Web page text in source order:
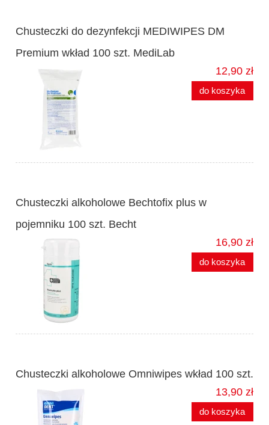
Chusteczki do dezynfekcji MEDIWIPES DM
Premium wkład 100 szt. MediLab
12,90 zł
do koszyka
Chusteczki alkoholowe Bechtofix plus w
pojemniku 100 szt. Becht
16,90 zł
do koszyka
Chusteczki alkoholowe Omniwipes wkład 100 szt.
13,90 zł
do koszyka